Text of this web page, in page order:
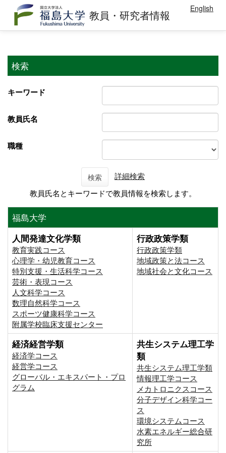
教員・研究者情報 English
検索
キーワード
教員氏名
職種
検索
詳細検索
教員氏名とキーワードで教員情報を検索します。
福島大学
人間発達文化学類
教育実践コース
心理学・幼児教育コース
特別支援・生活科学コース
芸術・表現コース
人文科学コース
数理自然科学コース
スポーツ健康科学コース
附属学校臨床支援センター
行政政策学類
行政政策学類
地域政策と法コース
地域社会と文化コース
経済経営学類
経済学コース
経営学コース
グローバル・エキスパート・プロ
グラム
共生システム理工学
類
共生システム理工学類
情報理工学コース
メカトロニクスコース
分子デザイン科学コー
ス
環境システムコース
⽔素エネルギー総合研
究所